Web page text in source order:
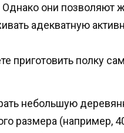
Однако они позволяют
адекватную
приготовить полку
небольшую
размера (например,